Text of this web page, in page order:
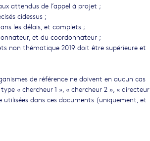
attendus de l’appel à projet ;
cidessus ;
les délais, et complets ;
et du coordonnateur ;
non thématique 2019 doit être supérieure et
de référence ne doivent en aucun cas
« chercheur 1 », « chercheur 2 », « directeur
utilisées dans ces documents (uniquement, et